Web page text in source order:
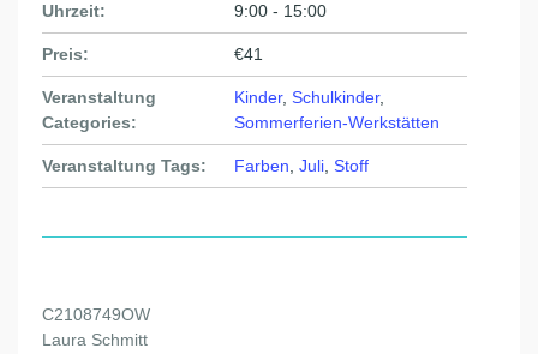
Uhrzeit: 9:00 - 15:00
Preis: €41
Veranstaltung
Categories:
Kinder, Schulkinder,
Sommerferien-Werkstätten
Veranstaltung Tags: Farben Juli Stoff
C2108749OW
Laura Schmitt